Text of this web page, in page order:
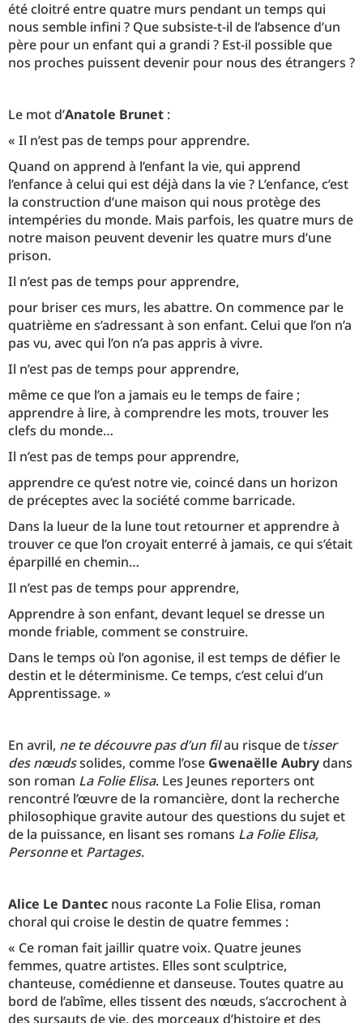
été cloitré entre quatre murs pendant un temps qui
nous semble infini ? Que subsiste-t-il de l’absence d’un
père pour un enfant qui a grandi ? Est-il possible que
nos proches puissent devenir pour nous des étrangers ?
Le mot d’Anatole Brunet :
« Il n’est pas de temps pour apprendre.
Quand on apprend à l’enfant la vie, qui apprend
l’enfance à celui qui est déjà dans la vie ? L’enfance, c’est
la construction d’une maison qui nous protège des
intempéries du monde. Mais parfois, les quatre murs de
notre maison peuvent devenir les quatre murs d’une
prison.
Il n’est pas de temps pour apprendre,
pour briser ces murs, les abattre. On commence par le
quatrième en s’adressant à son enfant. Celui que l’on n’a
pas vu, avec qui l’on n’a pas appris à vivre.
Il n’est pas de temps pour apprendre,
même ce que l’on a jamais eu le temps de faire ;
apprendre à lire, à comprendre les mots, trouver les
clefs du monde…
Il n’est pas de temps pour apprendre,
apprendre ce qu’est notre vie, coincé dans un horizon
de préceptes avec la société comme barricade.
Dans la lueur de la lune tout retourner et apprendre à
trouver ce que l’on croyait enterré à jamais, ce qui s’était
éparpillé en chemin…
Il n’est pas de temps pour apprendre,
Apprendre à son enfant, devant lequel se dresse un
monde friable, comment se construire.
Dans le temps où l’on agonise, il est temps de défier le
destin et le déterminisme. Ce temps, c’est celui d’un
Apprentissage. »
En avril, ne te découvre pas d’un filau risque de tisser
des nœudssolides, comme l’ose Gwenaëlle Aubrydans
son roman La Folie Elisa. Les Jeunes reporters ont
rencontré l’œuvre de la romancière, dont la recherche
philosophique gravite autour des questions du sujet et
de la puissance, en lisant ses romans La Folie Elisa,
Personneet Partages.
Alice Le Dantec nous raconte La Folie Elisa, roman
choral qui croise le destin de quatre femmes :
« Ce roman fait jaillir quatre voix. Quatre jeunes
femmes, quatre artistes. Elles sont sculptrice,
chanteuse, comédienne et danseuse. Toutes quatre au
bord de l’abîme, elles tissent des nœuds, s’accrochent à
des sursauts de vie, des morceaux d’histoire et des